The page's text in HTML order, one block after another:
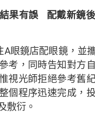
果有誤
配戴新鏡
A眼鏡店配眼鏡，並
考，同時告知對方
視光師拒絕參考舊
個程序迅速完成，
敷衍。